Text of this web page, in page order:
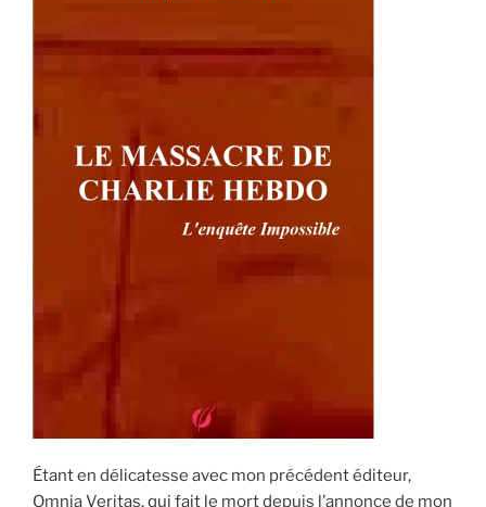
Étant en délicatesse avec mon précédent éditeur,
Omnia Veritas, qui fait le mort depuis l’annonce de mon